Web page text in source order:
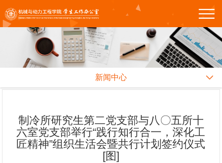
新闻中心
制冷所研究生第二党支部与八〇五所十
六室党支部举行“践行知行合一，深化工
匠精神”组织生活会暨共行计划签约仪式
[图]